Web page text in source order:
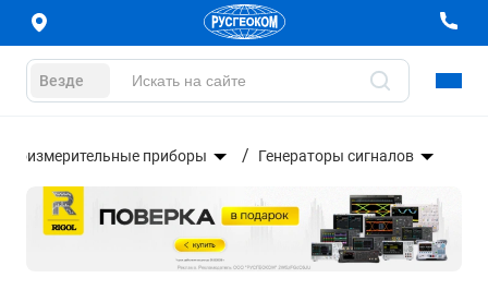
Везде
приборы Генераторы сигналов